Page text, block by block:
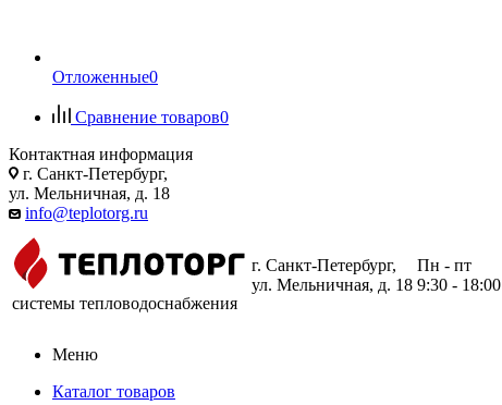
Отложенные0
Сравнение товаров0
Контактная информация
г. Санкт-Петербург,
ул. Мельничная, д. 18
info@teplotorg.ru
системы тепловодоснабжения
г. Санкт-Петербург,
ул. Мельничная, д. 18
Пн - пт
9:30 - 18:00
Меню
Каталог товаров